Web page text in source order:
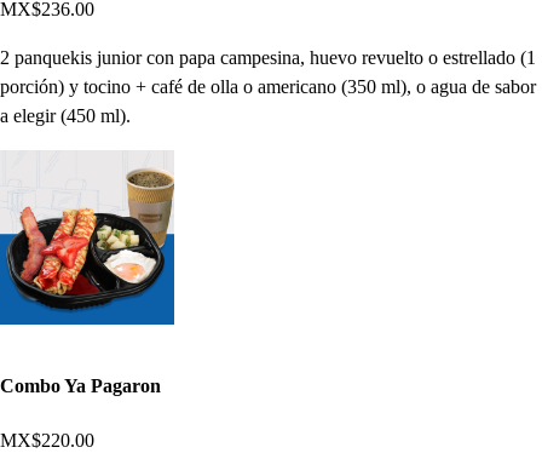
MX$236.00
2 panquekis junior con papa campesina, huevo revuelto o estrellado (1
porción) y tocino + café de olla o americano (350 ml), o agua de sabor
a elegir (450 ml).
Combo Ya Pagaron
MX$220.00